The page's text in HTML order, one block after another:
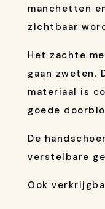
manchetten
zichtbaar
Het zachte
gaan zweten.
materiaal is
goede
De
verstelbare
Ook